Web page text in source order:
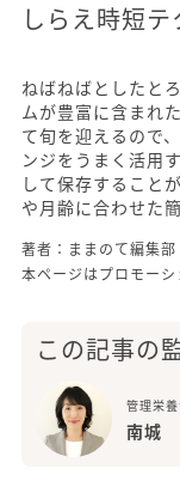
しらえ時短
ねばねばとしたと
ムが豊富に含まれ
て旬を迎えるので
ンジをうまく活用
して保存すること
や月齢に合わせた
著者：ままのて編集部
本ページはプロモー
この記事の
管理栄
南城